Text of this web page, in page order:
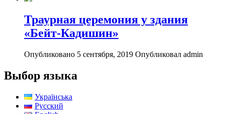
Траурная церемония у здания
«Бейт-Кадишин»
Опубликовано 5 сентября, 2019 Опубликовал admin
Выбор языка
Українська
Русский